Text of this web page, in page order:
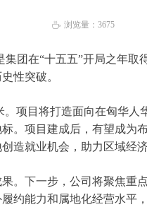
团在“十五五”开局之年取
性突破。
项目将打造面向在匈华人
。项目建成后，有望成为
造就业机会，助力区域经济
。下一步，公司将聚焦重
约能力和属地化经营水平
ꄘ 浏览量： 3675